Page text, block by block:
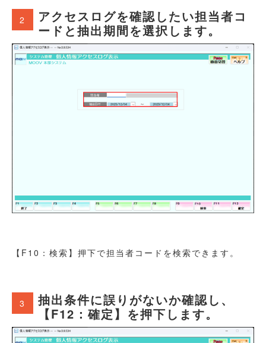
2
アクセスログを確認したい担当者コ
ードと抽出期間を選択します。
【F10：検索】押下で担当者コードを検索できます。
3
抽出条件に誤りがないか確認し、
【F12：確定】を押下します。